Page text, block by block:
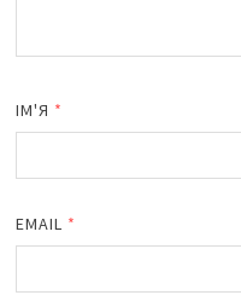
ІМ'Я *
EMAIL *